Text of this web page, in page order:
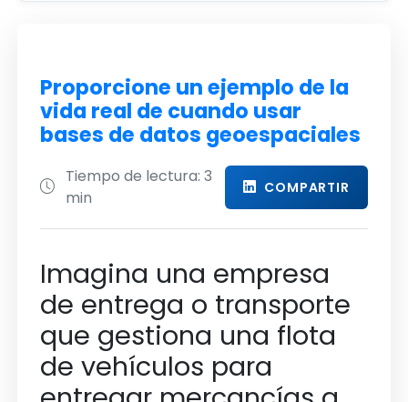
Proporcione un ejemplo de la
vida real de cuando usar
bases de datos geoespaciales
Tiempo de lectura: 3
min
COMPARTIR
Imagina una empresa
de entrega o transporte
que gestiona una flota
de vehículos para